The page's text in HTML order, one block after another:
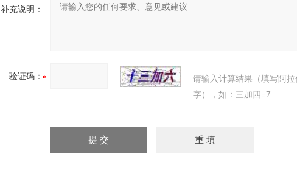
补充说明：
验证码：
请输入计算结果（填写阿拉
字），如：三加四=7